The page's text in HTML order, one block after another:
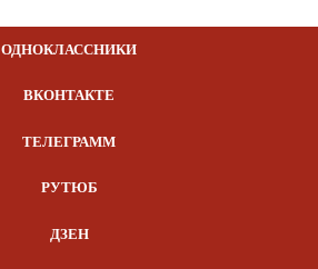
ОДНОКЛАССНИКИ
ВКОНТАКТЕ
ТЕЛЕГРАММ
РУТЮБ
ДЗЕН